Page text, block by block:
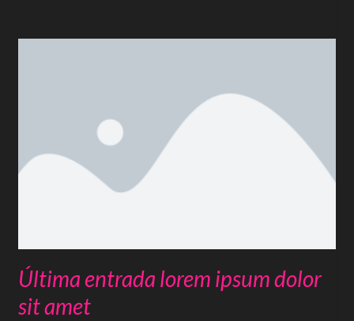
Última entrada lorem ipsum dolor
sit amet